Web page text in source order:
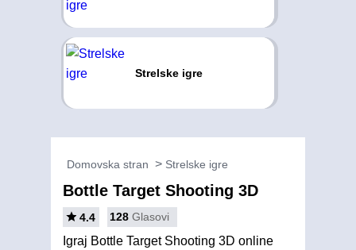
Strelske igre
Domovska stran Strelske igre
Bottle Target Shooting 3D
4.4 128 Glasovi
Igraj Bottle Target Shooting 3D online